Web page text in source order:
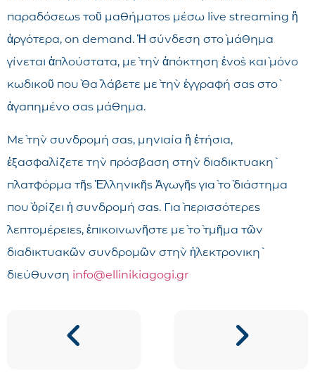
παραδόσεως τοῦ μαθήματος μέσω live streaming ἢ
ἀργότερα, on demand. Ἡ σύνδεση στὸ μάθημα
γίνεται ἁπλούστατα, μὲ τὴν ἀπόκτηση ἑνὸς καὶ μόνο
κωδικοῦ ποὺ θὰ λάβετε μὲ τὴν ἐγγραφή σας στὸ
ἀγαπημένο σας μάθημα.
Μὲ τὴν συνδρομή σας, μηνιαία ἢ ἐτήσια,
ἐξασφαλίζετε τὴν πρόσβαση στὴν διαδικτυακὴ
πλατφόρμα τῆς Ἑλληνικῆς Ἀγωγῆς γιὰ τὸ διάστημα
ποὺ ὁρίζει ἡ συνδρομή σας. Γιὰ περισσότερες
λεπτομέρειες, ἐπικοινωνῆστε μὲ τὸ τμῆμα τῶν
διαδικτυακῶν συνδρομῶν στὴν ἠλεκτρονικὴ
διεύθυνση info@ellinikiagogi.gr